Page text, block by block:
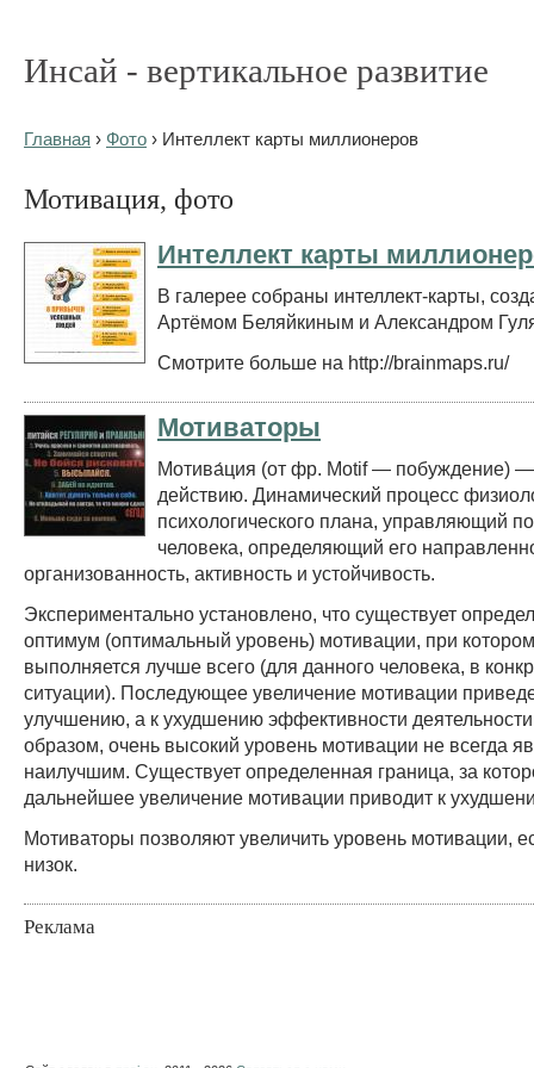
Инсай - вертикальное развитие
Главная › Фото › Интеллект карты миллионеров
Мотивация, фото
Интеллект карты
В галерее собраны интеллект-карты,
Артёмом Беляйкиным и Александром
Смотрите больше на http://brainmaps.ru/
Мотиваторы
Мотива́ция (от фр. Motif — побуждение)
действию. Динамический процесс
психологического плана, управляющий
человека, определяющий его
организованность, активность и устойчивость.
Экспериментально установлено, что существует
оптимум (оптимальный уровень) мотивации, при
выполняется лучше всего (для данного человека, в
ситуации). Последующее увеличение мотивации
улучшению, а к ухудшению эффективности
образом, очень высокий уровень мотивации не всегда
наилучшим. Существует определенная граница, за
дальнейшее увеличение мотивации приводит к
Мотиваторы позволяют увеличить уровень мотивации,
низок.
Реклама